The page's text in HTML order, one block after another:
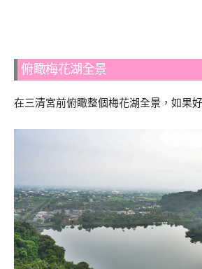
俯瞰梅花湖全景
在三清宮前俯瞰整個梅花湖全景，如果